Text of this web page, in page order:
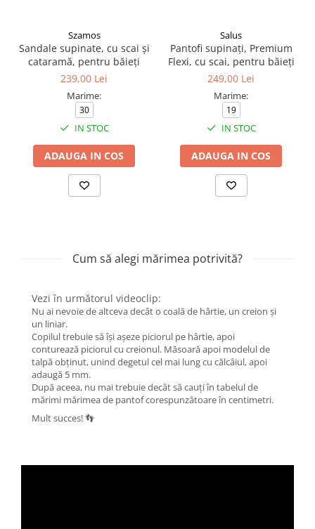
Szamos
Sandale supinate, cu scai și
cataramă, pentru băieți
239,00 Lei
Marime:
30
IN STOC
ADAUGA IN COS
Salus
Pantofi supinați, Premium
Flexi, cu scai, pentru băieți
249,00 Lei
Marime:
19
IN STOC
ADAUGA IN COS
Cum să alegi mărimea potrivită?
Vezi în următorul videoclip:
Nu ai nevoie de altceva decât o coală de hârtie, un creion și
un liniar.
Copilul trebuie să își așeze piciorul pe hârtie, apoi
conturează piciorul cu creionul. Măsoară apoi modelul de
talpă obținut, unind degetul cel mai lung cu călcâiul, apoi
adaugă 5 mm.
După aceea, nu mai trebuie decât să cauți în tabelul de
mărimi mărimea de pantof corespunzătoare în centimetri.
Mult succes! 👣